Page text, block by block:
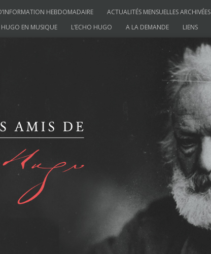
HEBDOMADAIRE ACTUALITÉS MENSUELLES ARCHIVÉES
HUGO EN MUSIQUE L’ECHO HUGO A LA DEMANDE LIENS